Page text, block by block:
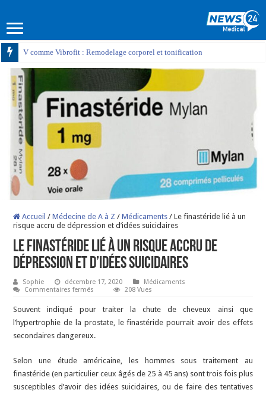
V comme Vibrofit : Remodelage corporel et tonification
Accueil / Médecine de A à Z / Médicaments / Le finastéride lié à un
risque accru de dépression et d’idées suicidaires
Le finastéride lié à un risque accru de
dépression et d’idées suicidaires
Sophie décembre 17, 2020
Médicaments
Commentaires fermés
finastéride
lié
à
un
risque
dépression
d’idées
suicidaires
208 Vues
Souvent indiqué pour traiter la chute de cheveux ainsi que
l’hypertrophie de la prostate, le finastéride pourrait avoir des effets
secondaires dangereux.
Selon une étude américaine, les hommes sous traitement au
finastéride (en particulier ceux âgés de 25 à 45 ans) sont trois fois plus
susceptibles d’avoir des idées suicidaires, ou de faire des tentatives